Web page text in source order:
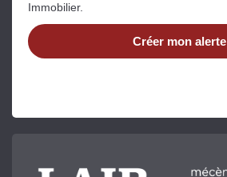
Immobilier.
Créer mon alerte